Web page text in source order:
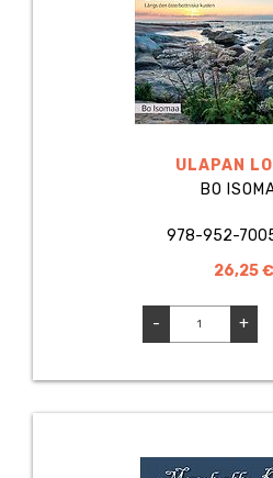
ULAPAN
BO
978-952-
26,25 €
- +